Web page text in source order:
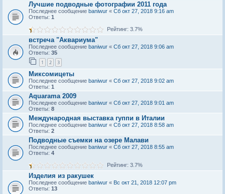
Лучшие подводные фотографии 2011 года
Последнее сообщение baniwur « Сб окт 27, 2018 9:16 am
Ответы: 1
Рейтинг: 3.7%
встреча "Аквариума"
Последнее сообщение baniwur « Сб окт 27, 2018 9:06 am
Ответы: 35
1 2 3
Миксомицеты
Последнее сообщение baniwur « Сб окт 27, 2018 9:02 am
Ответы: 1
Aquarama 2009
Последнее сообщение baniwur « Сб окт 27, 2018 9:01 am
Ответы: 8
Международная выставка гуппи в Италии
Последнее сообщение baniwur « Сб окт 27, 2018 8:58 am
Ответы: 2
Подводные съемки на озере Малави
Последнее сообщение baniwur « Сб окт 27, 2018 8:55 am
Ответы: 4
Рейтинг: 3.7%
Изделия из ракушек
Последнее сообщение baniwur « Вс окт 21, 2018 12:07 pm
Ответы: 13